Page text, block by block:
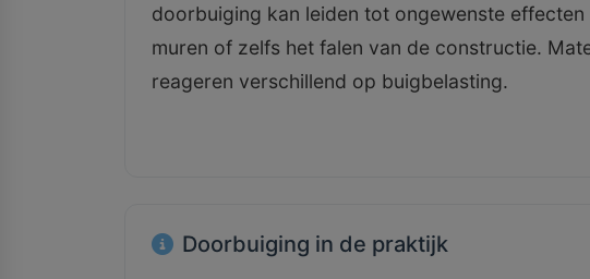
doorbuiging kan leiden tot ongewenste
muren of zelfs het falen van de constructie.
reageren verschillend op buigbelasting.
Doorbuiging in de praktijk